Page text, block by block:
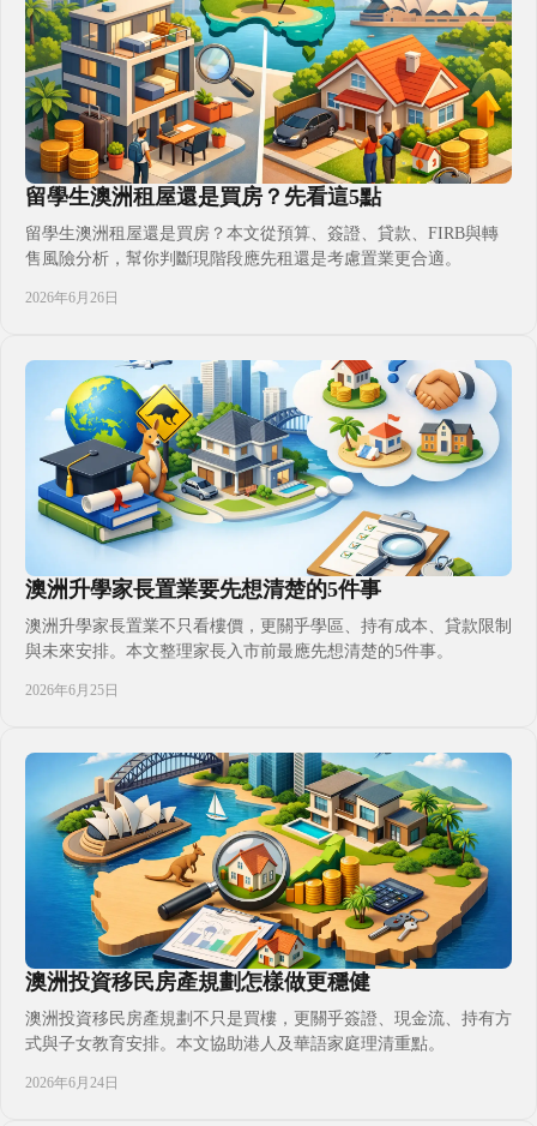
留學生澳洲租屋還是買房？先看這5點
留學生澳洲租屋還是買房？本文從預算、簽證、貸款、FIRB與轉
售風險分析，幫你判斷現階段應先租還是考慮置業更合適。
2026年6月26日
澳洲升學家長置業要先想清楚的5件事
澳洲升學家長置業不只看樓價，更關乎學區、持有成本、貸款限制
與未來安排。本文整理家長入市前最應先想清楚的5件事。
2026年6月25日
澳洲投資移民房產規劃怎樣做更穩健
澳洲投資移民房產規劃不只是買樓，更關乎簽證、現金流、持有方
式與子女教育安排。本文協助港人及華語家庭理清重點。
2026年6月24日